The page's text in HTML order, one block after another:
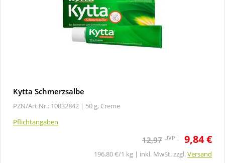
Kytta Schmerzsalbe
PZN/Art.Nr.: 10832842 | 50 g, Creme
Pflichtangaben
12,97 UVP 1 9,84 €
196,80 €/1 kg | inkl. MwSt. zzgl.Versand